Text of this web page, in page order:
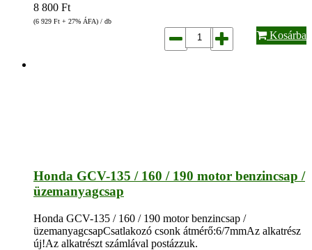
8 800 Ft
(6 929 Ft + 27% ÁFA) / db
Kosárba
Honda GCV-135 / 160 / 190 motor benzincsap /
üzemanyagcsap
Honda GCV-135 / 160 / 190 motor benzincsap /
üzemanyagcsapCsatlakozó csonk átmérő:6/7mmAz alkatrész
új!Az alkatrészt számlával postázzuk.